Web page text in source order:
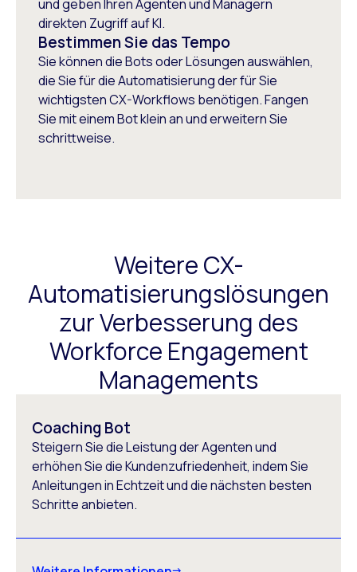
Community Services
und geben Ihren Agenten und Managern
direkten Zugriff auf KI.
Bestimmen Sie das Tempo
Sie können die Bots oder Lösungen auswählen,
die Sie für die Automatisierung der für Sie
wichtigsten CX-Workflows benötigen. Fangen
Sie mit einem Bot klein an und erweitern Sie
schrittweise.
Weitere CX-
Automatisierungslösungen
zur Verbesserung des
Workforce Engagement
Managements
Coaching Bot
Steigern Sie die Leistung der Agenten und
erhöhen Sie die Kundenzufriedenheit, indem Sie
Anleitungen in Echtzeit und die nächsten besten
Schritte anbieten.